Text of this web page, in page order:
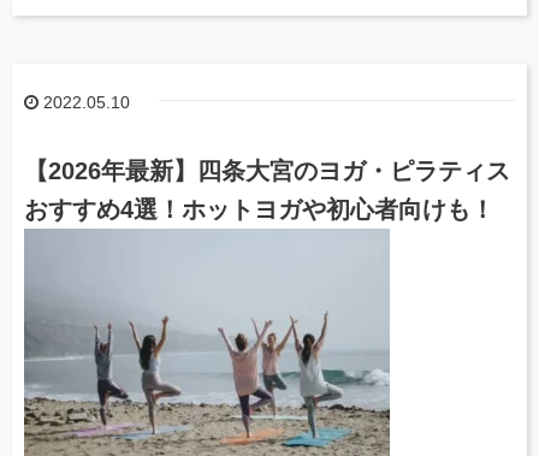
2022.05.10
【2026年最新】四条大宮のヨガ・ピラティス
おすすめ4選！ホットヨガや初心者向けも！